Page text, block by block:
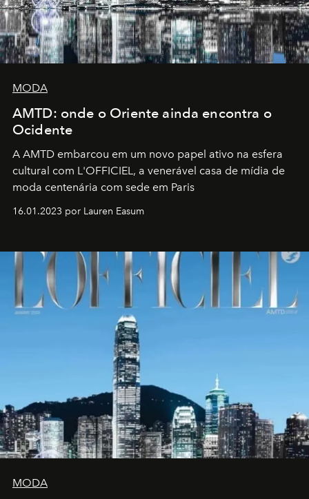
MODA
AMTD: onde o Oriente ainda encontra o
Ocidente
A AMTD embarcou em um novo papel ativo na esfera
cultural com L'OFFICIEL, a venerável casa de mídia de
moda centenária com sede em Paris
16.01.2023 por Lauren Easum
MODA